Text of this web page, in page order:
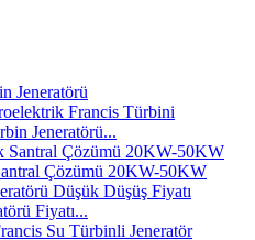
iyon Batarya...
Sabit Kanatlı Ka...
Jeneratörü
Jeneratörü...
Çözümü 20KW-50KW
Fiyatı...